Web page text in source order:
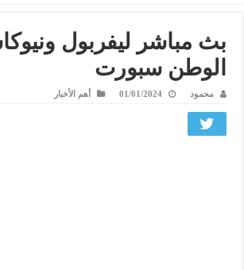
بث مباشر ليفربول
الوطن سبورت
محمود 01/01/2024 أهم الأخبار